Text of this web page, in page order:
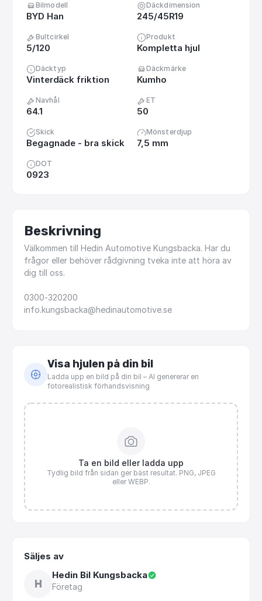
Bilmodell
BYD Han
Däckdimension
245/45R19
Bultcirkel
5/120
Produkt
Kompletta hjul
Däcktyp
Vinterdäck friktion
Däckmärke
Kumho
Navhål
64.1
ET
50
Skick
Begagnade - bra skick
Mönsterdjup
7,5 mm
DOT
0923
Beskrivning
Välkommen till Hedin Automotive Kungsbacka. Har du
frågor eller behöver rådgivning tveka inte att höra av
dig till oss.
0300-320200
info.kungsbacka@hedinautomotive.se
Visa hjulen på din bil
Ladda upp en bild på din bil – AI genererar en
fotorealistisk förhandsvisning
Ta en bild eller ladda upp
Tydlig bild från sidan ger bäst resultat. PNG, JPEG
eller WEBP.
Säljes av
H
Hedin Bil Kungsbacka
Företag